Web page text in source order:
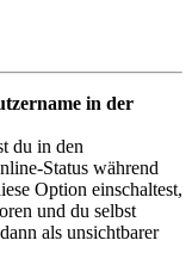
in der
du in den
Status während
Option einschaltest,
und du selbst
als unsichtbarer